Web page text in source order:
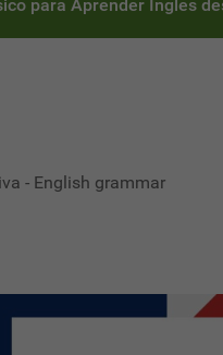
para Aprender Inglés
- English grammar